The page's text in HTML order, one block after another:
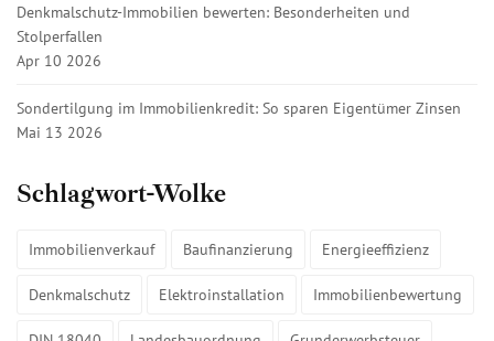
Denkmalschutz-Immobilien bewerten: Besonderheiten und
Stolperfallen
Apr 10 2026
Sondertilgung im Immobilienkredit: So sparen Eigentümer Zinsen
Mai 13 2026
Schlagwort-Wolke
Immobilienverkauf Baufinanzierung Energieeffizienz
Denkmalschutz Elektroinstallation Immobilienbewertung